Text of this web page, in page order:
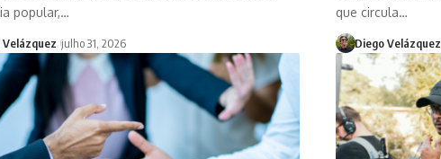
popular,…
Velázquez julho 31, 2026
que circula…
Diego Velázquez